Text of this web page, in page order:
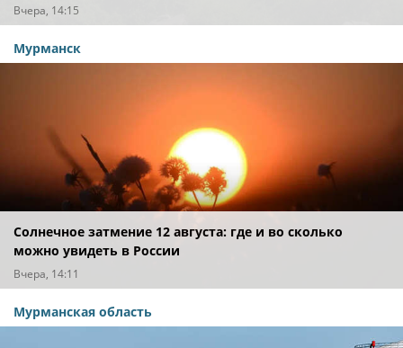
Вчера, 14:15
Мурманск
Солнечное затмение 12 августа: где и во сколько
можно увидеть в России
Вчера, 14:11
Мурманская область